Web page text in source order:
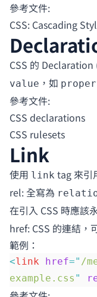
參考文件:
CSS: Cascading
CSS 的 Declaration
value ，如
參考文件:
CSS declarations
CSS rulesets
Link
使用 link tag 來引
rel: 全寫為
在引入 CSS 時應該
href: CSS 的連結，
範例：
<link href=" /
example.css "